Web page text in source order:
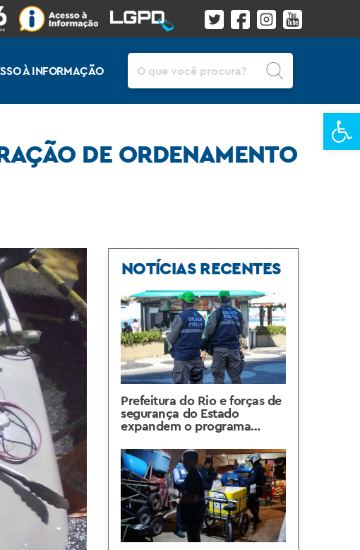
À INFORMAÇÃO
DE ORDENAMENTO
NOTÍCIAS RECENTES
Prefeitura do Rio e forças de
segurança do Estado
expandem o programa